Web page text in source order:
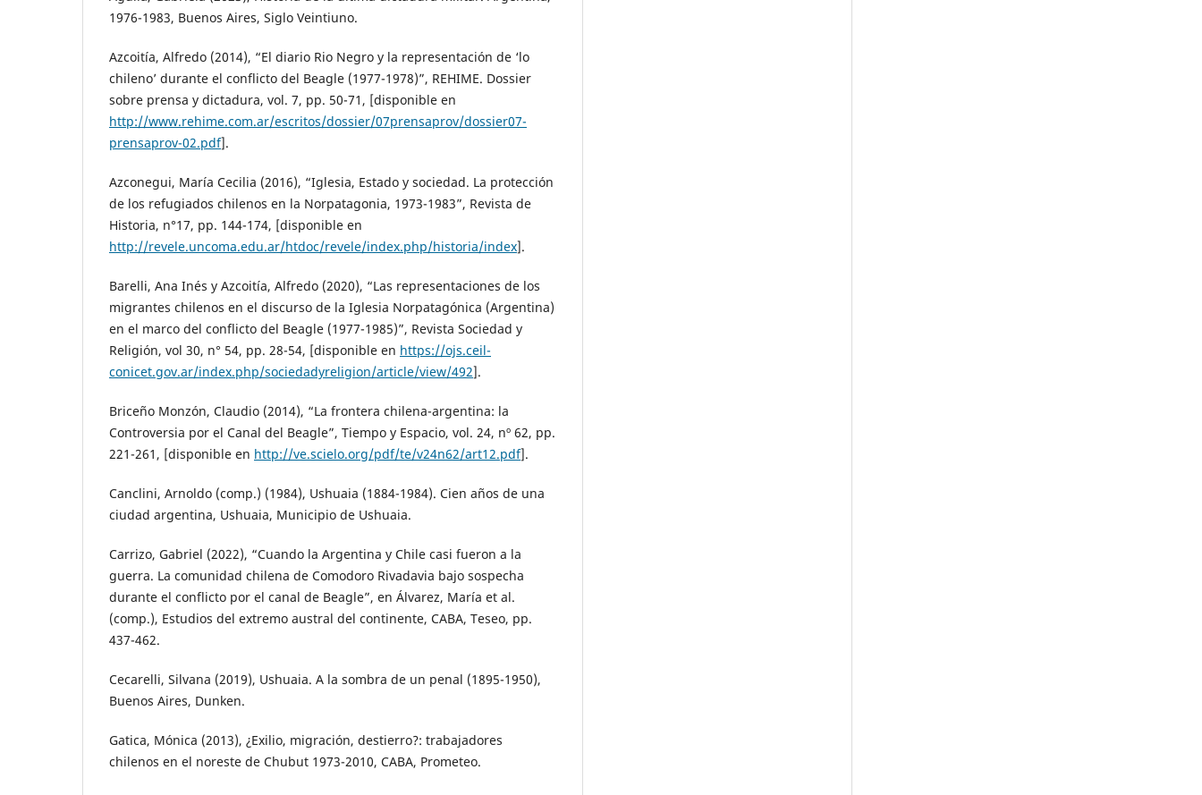
1976-1983, Buenos Aires, Siglo Veintiuno.
Azcoitía, Alfredo (2014), “El diario Rio Negro y la representación de ‘lo
chileno’ durante el conflicto del Beagle (1977-1978)”, REHIME. Dossier
sobre prensa y dictadura, vol. 7, pp. 50-71, [disponible en
http://www.rehime.com.ar/escritos/dossier/07prensaprov/dossier07-
prensaprov-02.pdf].
Azconegui, María Cecilia (2016), “Iglesia, Estado y sociedad. La protección
de los refugiados chilenos en la Norpatagonia, 1973-1983”, Revista de
Historia, n°17, pp. 144-174, [disponible en
http://revele.uncoma.edu.ar/htdoc/revele/index.php/historia/index].
Barelli, Ana Inés y Azcoitía, Alfredo (2020), “Las representaciones de los
migrantes chilenos en el discurso de la Iglesia Norpatagónica (Argentina)
en el marco del conflicto del Beagle (1977-1985)”, Revista Sociedad y
Religión, vol 30, n° 54, pp. 28-54, [disponible en https://ojs.ceil-
conicet.gov.ar/index.php/sociedadyreligion/article/view/492].
Briceño Monzón, Claudio (2014), “La frontera chilena-argentina: la
Controversia por el Canal del Beagle”, Tiempo y Espacio, vol. 24, nº 62, pp.
221-261, [disponible en http://ve.scielo.org/pdf/te/v24n62/art12.pdf].
Canclini, Arnoldo (comp.) (1984), Ushuaia (1884-1984). Cien años de una
ciudad argentina, Ushuaia, Municipio de Ushuaia.
Carrizo, Gabriel (2022), “Cuando la Argentina y Chile casi fueron a la
guerra. La comunidad chilena de Comodoro Rivadavia bajo sospecha
durante el conflicto por el canal de Beagle”, en Álvarez, María et al.
(comp.), Estudios del extremo austral del continente, CABA, Teseo, pp.
437-462.
Cecarelli, Silvana (2019), Ushuaia. A la sombra de un penal (1895-1950),
Buenos Aires, Dunken.
Gatica, Mónica (2013), ¿Exilio, migración, destierro?: trabajadores
chilenos en el noreste de Chubut 1973-2010, CABA, Prometeo.